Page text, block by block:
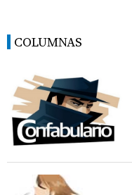
COLUMNAS